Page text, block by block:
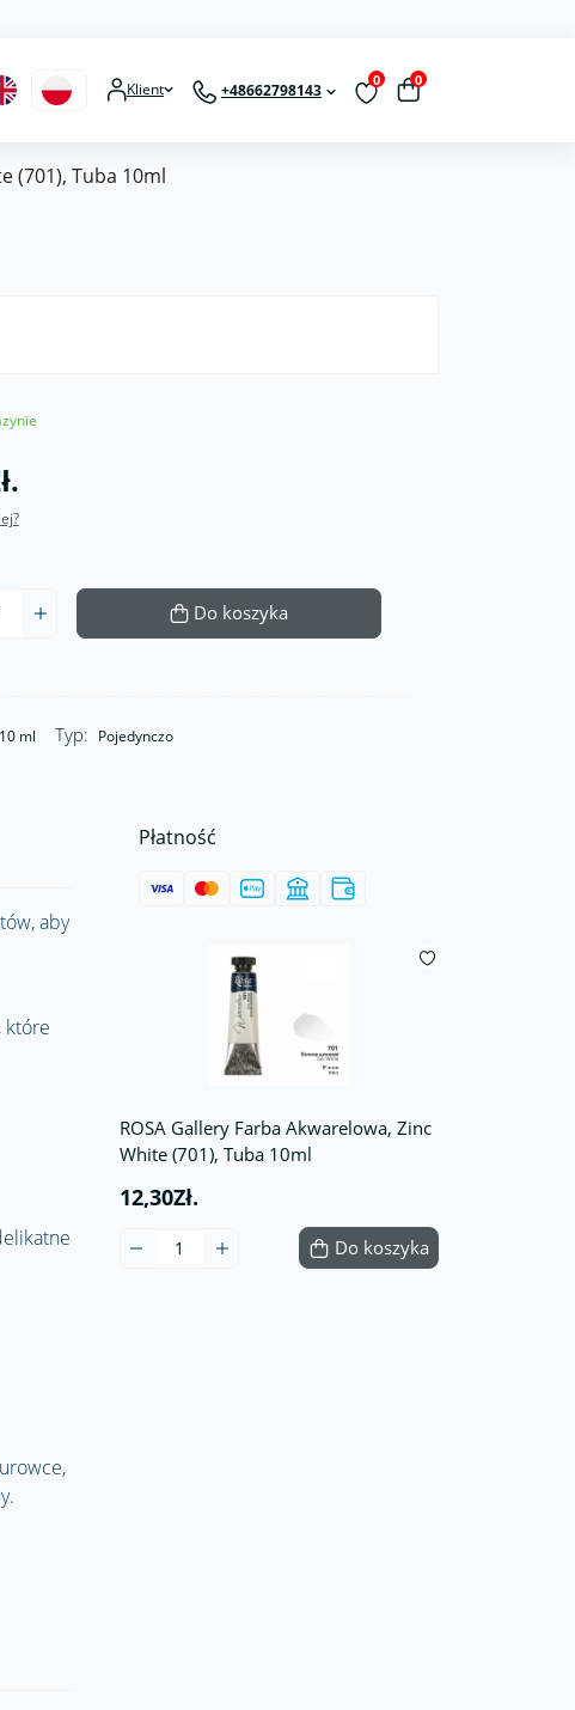
Klient +48662798143
0 0
(701), Tuba 10ml
Do koszyka
10 ml Typ: Pojedynczo
Płatność
ROSA Gallery Farba Akwarelowa, Zinc
White (701), Tuba 10ml
12,30Zł.
Do koszyka
aby
które